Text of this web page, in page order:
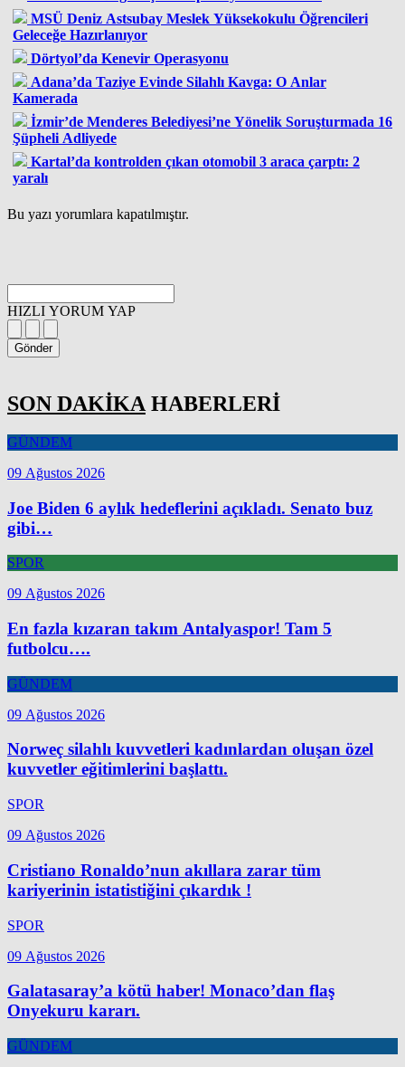
MSÜ Deniz Astsubay Meslek Yüksekokulu Öğrencileri
Geleceğe Hazırlanıyor
Dörtyol’da Kenevir Operasyonu
Adana’da Taziye Evinde Silahlı Kavga: O Anlar
Kamerada
İzmir’de Menderes Belediyesi’ne Yönelik Soruşturmada 16
Şüpheli Adliyede
Kartal’da kontrolden çıkan otomobil 3 araca çarptı: 2
yaralı
Bu yazı yorumlara kapatılmıştır.
HIZLI YORUM YAP
Gönder
SON DAKİKA HABERLERİ
GÜNDEM
09 Ağustos 2026
Joe Biden 6 aylık hedeflerini açıkladı. Senato buz
gibi…
SPOR
09 Ağustos 2026
En fazla kızaran takım Antalyaspor! Tam 5
futbolcu….
GÜNDEM
09 Ağustos 2026
Norweç silahlı kuvvetleri kadınlardan oluşan özel
kuvvetler eğitimlerini başlattı.
SPOR
09 Ağustos 2026
Cristiano Ronaldo’nun akıllara zarar tüm
kariyerinin istatistiğini çıkardık !
SPOR
09 Ağustos 2026
Galatasaray’a kötü haber! Monaco’dan flaş
Onyekuru kararı.
GÜNDEM